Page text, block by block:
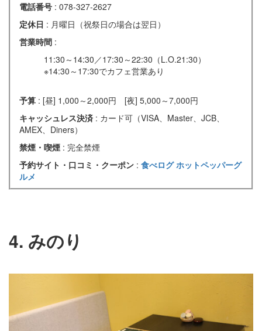
電話番号 : 078-327-2627
定休日 : 月曜日（祝祭日の場合は翌日）
営業時間 :
11:30～14:30／17:30～22:30（L.O.21:30）
※14:30～17:30でカフェ営業あり
予算 : [昼] 1,000～2,000円 [夜] 5,000～7,000円
キャッシュレス決済 : カード可（VISA、Master、JCB、
AMEX、Diners）
禁煙・喫煙 : 完全禁煙
予約サイト・口コミ・クーポン : 食べログホットペッパーグ
ルメ
4. みのり